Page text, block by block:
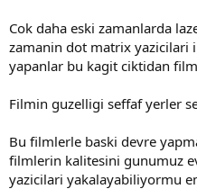
Cok daha eski zamanlarda
zamanin dot matrix yazicilari
yapanlar bu kagit ciktidan
Filmin guzelligi seffaf yerler
Bu filmlerle baski devre
filmlerin kalitesini gunumuz
yazicilari yakalayabiliyormu